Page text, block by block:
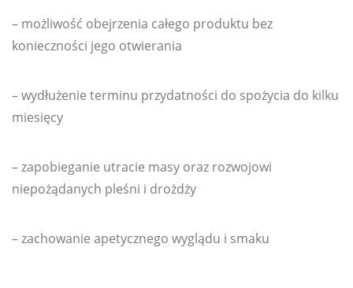
– możliwość obejrzenia całego produktu bez
konieczności jego otwierania
– wydłużenie terminu przydatności do spożycia do kilku
miesięcy
– zapobieganie utracie masy oraz rozwojowi
niepożądanych pleśni i drożdży
– zachowanie apetycznego wyglądu i smaku